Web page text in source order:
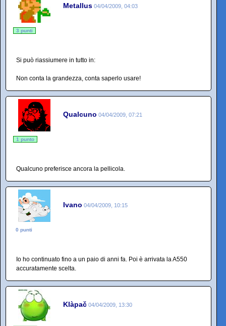
Metallus 04/04/2009, 04:03
3 punti
Si può riassiumere in tutto in:
Non conta la grandezza, conta saperlo usare!
Qualcuno 04/04/2009, 07:21
1 punto
Qualcuno preferisce ancora la pellicola.
Ivano 04/04/2009, 10:15
0 punti
Io ho continuato fino a un paio di anni fa. Poi è arrivata la A550
accuratamente scelta.
Klàpač 04/04/2009, 13:30